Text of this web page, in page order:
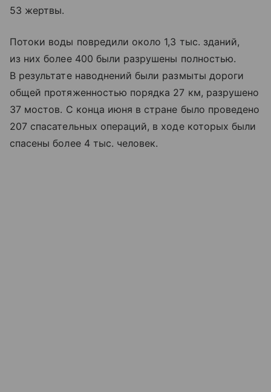
53 жертвы.
Потоки воды повредили около 1,3 тыс. зданий,
из них более 400 были разрушены полностью.
В результате наводнений были размыты дороги
общей протяженностью порядка 27 км, разрушено
37 мостов. С конца июня в стране было проведено
207 спасательных операций, в ходе которых были
спасены более 4 тыс. человек.